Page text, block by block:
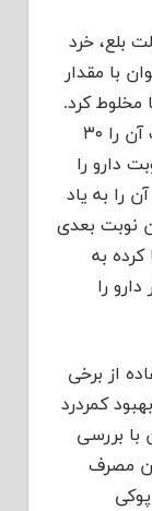
بلع، خرد
با مقدار
مخلوط کرد.
برای استعمال راحت‌تر شیاف بهتر است آن را ۳۰
دارو را
را به یاد
نوبت بعدی
به
را
از برخی
کمردرد
با بررسی
مصرف